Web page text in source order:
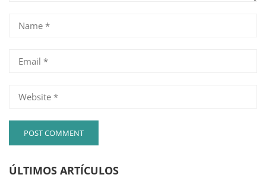
ÚLTIMOS ARTÍCULOS